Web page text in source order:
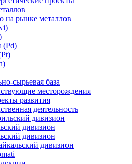
на рынке металлов
(Pd)
сырьевая база
месторождения
развития
деятельность
дивизион
дивизион
дивизион
дивизион